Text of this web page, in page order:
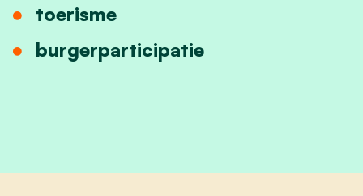
toerisme
burgerparticipatie